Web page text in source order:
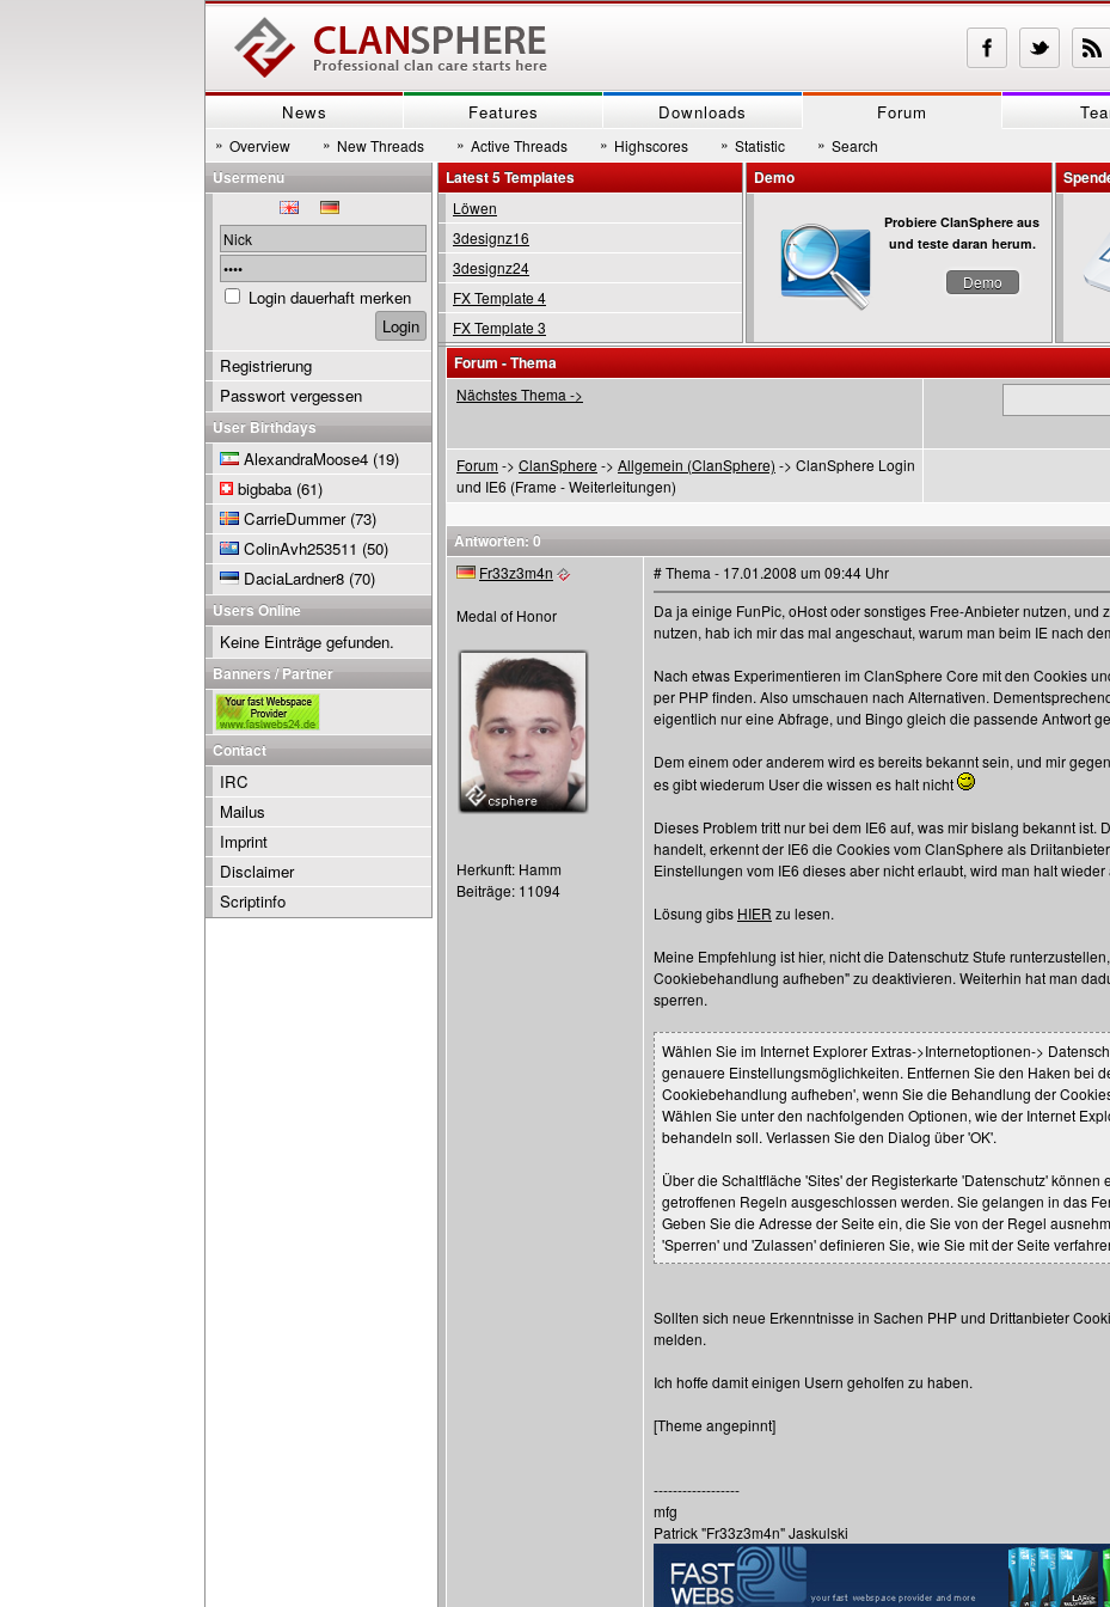
News Features Downloads Forum
» Overview » New Threads » Active Threads » Highscores » Statistic » Search
Latest 5 Templates
Löwen
3designz16
3designz24
FX Template 4
FX Template 3
Demo
Probiere ClanSphere aus
und teste daran herum.
Demo
Forum - Thema
Nächstes Thema ->
Forum-> ClanSphere -> Allgemein (ClanSphere) -> ClanSphere Login
und IE6 (Frame - Weiterleitungen)
Antworten: 0
Fr33z3m4n
Medal of Honor
Herkunft: Hamm
Beiträge: 11094
# Thema - 17.01.2008 um 09:44 Uhr
Da ja einige FunPic, oHost oder sonstiges Free-Anbieter nutzen, und
nutzen, hab ich mir das mal angeschaut, warum man beim IE nach
Nach etwas Experimentieren im ClanSphere Core mit den Cookies
per PHP finden. Also umschauen nach Alternativen.
eigentlich nur eine Abfrage, und Bingo gleich die passende Antwort
Dem einem oder anderem wird es bereits bekannt sein, und mir
es gibt wiederum User die wissen es halt nicht
Dieses Problem tritt nur bei dem IE6 auf, was mir bislang bekannt ist.
handelt, erkennt der IE6 die Cookies vom ClanSphere als
Einstellungen vom IE6 dieses aber nicht erlaubt, wird man halt wieder
Lösung gibs HIER zu lesen.
Meine Empfehlung ist hier, nicht die Datenschutz Stufe
Cookiebehandlung aufheben" zu deaktivieren. Weiterhin hat man
sperren.
Wählen Sie im Internet Explorer Extras->Internetoptionen->
genauere Einstellungsmöglichkeiten. Entfernen Sie den Haken bei
Cookiebehandlung aufheben', wenn Sie die Behandlung der
Wählen Sie unter den nachfolgenden Optionen, wie der Internet
behandeln soll. Verlassen Sie den Dialog über 'OK'.
Über die Schaltfläche 'Sites' der Registerkarte 'Datenschutz'
getroffenen Regeln ausgeschlossen werden. Sie gelangen in das
Geben Sie die Adresse der Seite ein, die Sie von der Regel
'Sperren' und 'Zulassen' definieren Sie, wie Sie mit der Seite
Sollten sich neue Erkenntnisse in Sachen PHP und Drittanbieter
melden.
Ich hoffe damit einigen Usern geholfen zu haben.
[Theme angepinnt]
------------------
mfg
Patrick "Fr33z3m4n" Jaskulski
Usermenu
Login dauerhaft merken
Registrierung
Passwort vergessen
User Birthdays
AlexandraMoose4 (19)
bigbaba (61)
CarrieDummer(73)
ColinAvh253511 (50)
DaciaLardner8 (70)
Users Online
Keine Einträge gefunden.
Banners / Partner
Contact
IRC
Mailus
Imprint
Disclaimer
Scriptinfo